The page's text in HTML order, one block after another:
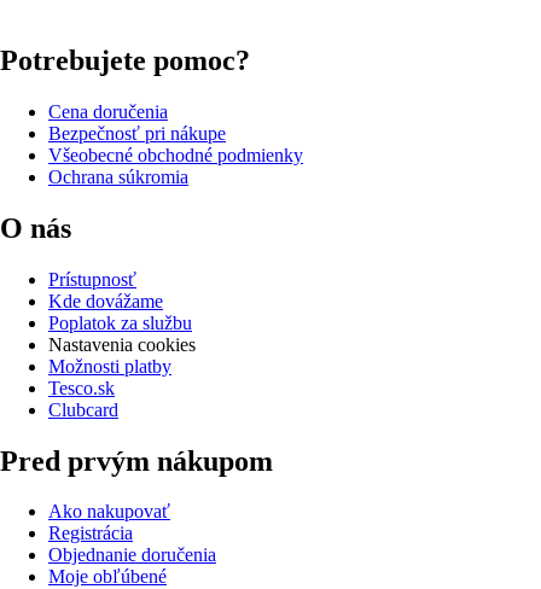
Potrebujete pomoc?
Cena doručenia
Bezpečnosť pri nákupe
Všeobecné obchodné podmienky
Ochrana súkromia
O nás
Prístupnosť
Kde dovážame
Poplatok za službu
Nastavenia cookies
Možnosti platby
Tesco.sk
Clubcard
Pred prvým nákupom
Ako nakupovať
Registrácia
Objednanie doručenia
Moje obľúbené